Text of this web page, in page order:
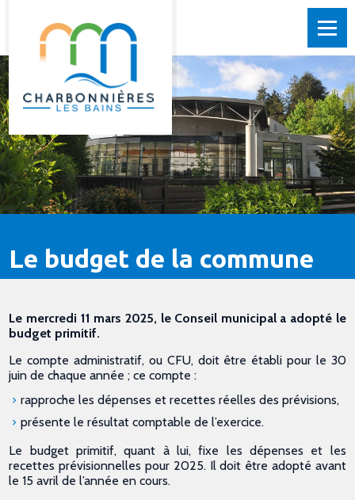
Le budget de la commune
Le mercredi 11 mars 2025, le Conseil municipal a adopté le
budget primitif.
Le compte administratif, ou CFU, doit être établi pour le 30
juin de chaque année ; ce compte :
rapproche les dépenses et recettes réelles des prévisions,
présente le résultat comptable de l’exercice.
Le budget primitif, quant à lui, fixe les dépenses et les
recettes prévisionnelles pour 2025. Il doit être adopté avant
le 15 avril de l’année en cours.